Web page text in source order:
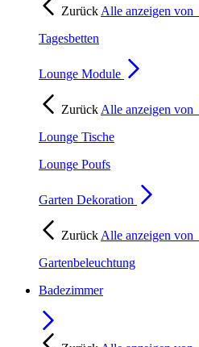
Zurück Alle anzeigen von
Tagesbetten
Lounge Module
Zurück Alle anzeigen von
Lounge Tische
Lounge Poufs
Garten Dekoration
Zurück Alle anzeigen von
Gartenbeleuchtung
Badezimmer